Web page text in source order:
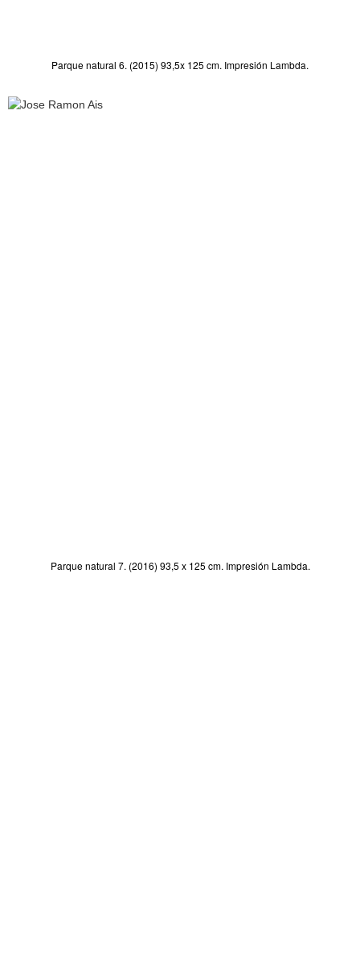
Parque natural 6. (2015) 93,5x 125 cm. Impresión Lambda.
Parque natural 7. (2016) 93,5 x 125 cm. Impresión Lambda.